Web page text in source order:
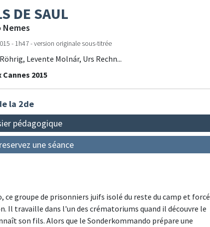
DE SAUL
Nemes
- 1h47 - version originale sous-titrée
Levente Molnár, Urs Rechn...
Cannes 2015
la 2de
pédagogique
une séance
ce groupe de prisonniers juifs isolé du reste du camp et forcé
Il travaille dans l'un des crématoriums quand il découvre le
son fils. Alors que le Sonderkommando prépare une